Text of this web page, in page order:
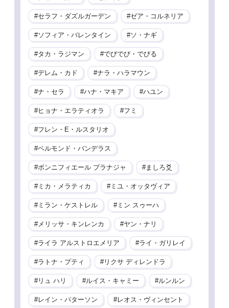
セラフ・ダズルガーデン ゼア・コルネリア
ソフィア・バレンタイン ソ・ナギ
タカ・ラジマン でびでび・でびる
デレム・カド ナラ・ハラマウン
ナ・セラ ハナ・マキア ハユン
ヒョナ・エラティオラ フミ
フレン・E・ルスタリオ
ベルモンド・バンデラス
ボンニフィエール プラナジャ ましろ爻
ミカ・メラティカ ミユ・オッタヴィア
ミラン・ケストレル ミン スゥーハ
メリッサ・キンレンカ ヤン・ナリ
ライラ アルストロエメリア ライ・ガリレイ
ラトナ・プティ リクサ ディレンドラ
リュ ハリ ルイス・キャミー ルンルン
レイン・パターソン レオス・ヴィンセント